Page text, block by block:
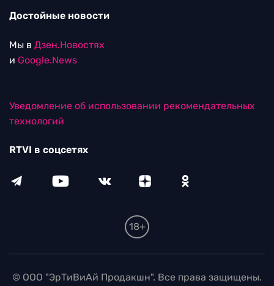
Достойные новости
Мы в Дзен.Новостях
и Google.News
Уведомление об использовании рекомендательных
технологий
RTVI в соцсетях
18+
© ООО "ЭрТиВиАй Продакшн". Все права защищены.